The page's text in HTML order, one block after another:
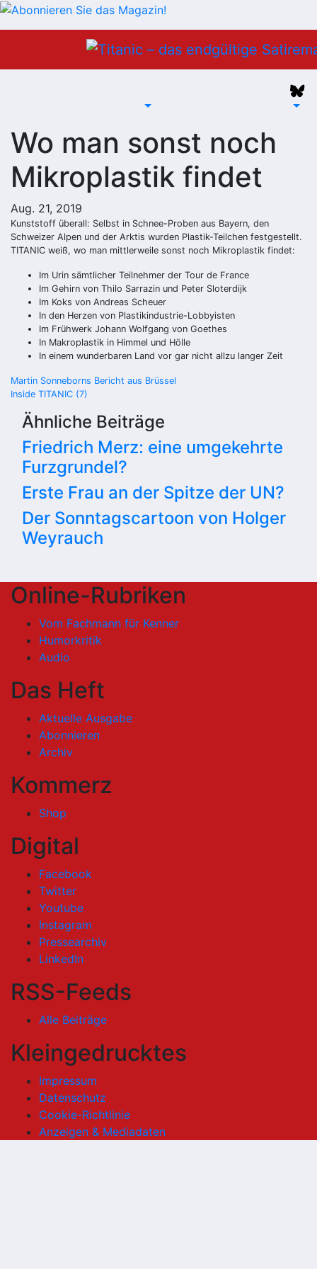
Wo man sonst noch
Mikroplastik findet
Aug. 21, 2019
Kunststoff überall: Selbst in Schnee-Proben aus Bayern, den
Schweizer Alpen und der Arktis wurden Plastik-Teilchen festgestellt.
TITANIC weiß, wo man mittlerweile sonst noch Mikroplastik findet:
Im Urin sämtlicher Teilnehmer der Tour de France
Im Gehirn von Thilo Sarrazin und Peter Sloterdijk
Im Koks von Andreas Scheuer
In den Herzen von Plastikindustrie-Lobbyisten
Im Frühwerk Johann Wolfgang von Goethes
In Makroplastik in Himmel und Hölle
In einem wunderbaren Land vor gar nicht allzu langer Zeit
Beitragsnavigation
Martin Sonneborns Bericht aus Brüssel
Inside TITANIC (7)
Ähnliche Beiträge
Friedrich Merz: eine umgekehrte
Furzgrundel?
Erste Frau an der Spitze der UN?
Der Sonntagscartoon von Holger
Weyrauch
Online-Rubriken
Vom Fachmann für Kenner
Humorkritik
Audio
Das Heft
Aktuelle Ausgabe
Abonnieren
Archiv
Kommerz
Shop
Digital
Facebook
Twitter
Youtube
Instagram
Pressearchiv
LinkedIn
RSS-Feeds
Alle Beiträge
Kleingedrucktes
Impressum
Datenschutz
Cookie-Richtlinie
Anzeigen & Mediadaten